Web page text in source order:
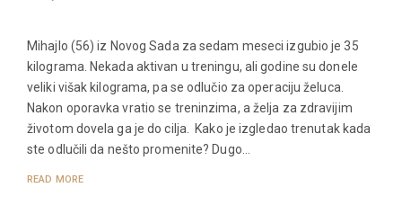
Mihajlo (56) iz Novog Sada za sedam meseci izgubio je 35
kilograma. Nekada aktivan u treningu, ali godine su donele
veliki višak kilograma, pa se odlučio za operaciju želuca.
Nakon oporavka vratio se treninzima, a želja za zdravijim
životom dovela ga je do cilja. Kako je izgledao trenutak kada
ste odlučili da nešto promenite? Dugo…
READ MORE